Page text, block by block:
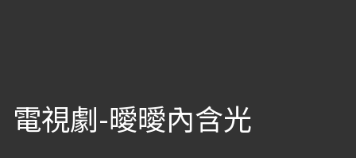
電視劇-曖曖內含光